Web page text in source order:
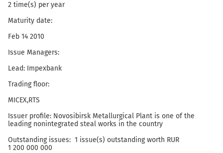
2 time(s) per year
Maturity date:
Feb 14 2010
Issue Managers:
Lead: Impexbank
Trading floor:
MICEX,RTS
Issuer profile: Novosibirsk Metallurgical Plant is one of the
leading nonintegrated steal works in the country
Outstanding issues: 1 issue(s) outstanding worth RUR
1 200 000 000